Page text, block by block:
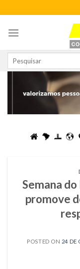
to
content
Semana
promove
POSTED ON 24 DE